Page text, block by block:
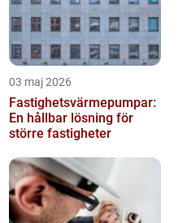
03 maj 2026
Fastighetsvärmepumpar:
En hållbar lösning för
större fastigheter